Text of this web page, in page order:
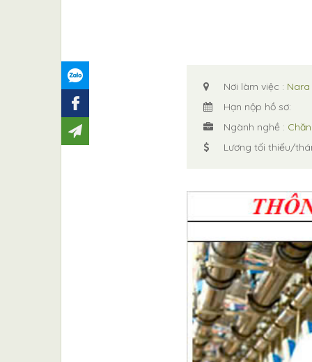
Nơi làm việc : Nara
Hạn nộp hồ sơ:
Ngành nghề :
Lương tối thiếu/